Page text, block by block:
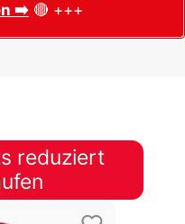
➡️ 🔴 +++
reduziert